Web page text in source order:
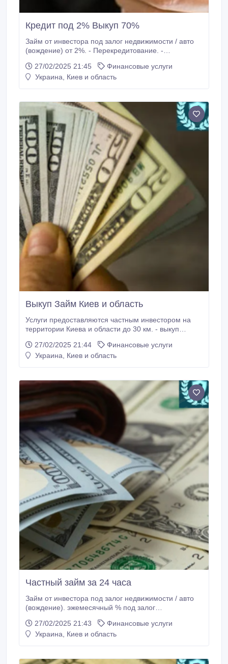
Кредит под 2% Выкуп 70%
Займ от инвестора под залог недвижимости / авто
(вождение) от 2%. - Перекредитование. -
часов - Комнаты, квартиры, частные дома,
земельные участки-70% - золото, ювелирные
27/02/2025 21:45
Финансовые услуги
Украина, Киев и область
Выкуп Займ Киев и область
Услуги предоставляются частным инвестором на
территории Киева и области до 30 км. - выкуп
коммерческих помещений; земельных участков с
разным целевым назначением. 70% от рыночной
недвижимости/авто (вождение).
27/02/2025 21:44
Финансовые услуги
Украина, Киев и область
Частный займ за 24 часа
Займ от инвестора под залог недвижимости / авто
(вождение). эжемесячный % под залог
24 часа эжемесячный % на авто от 3% (стоянка;
вождение) Киев и обл, Харьков, Винница, Полтава,
27/02/2025 21:43
Финансовые услуги
Украина, Киев и область